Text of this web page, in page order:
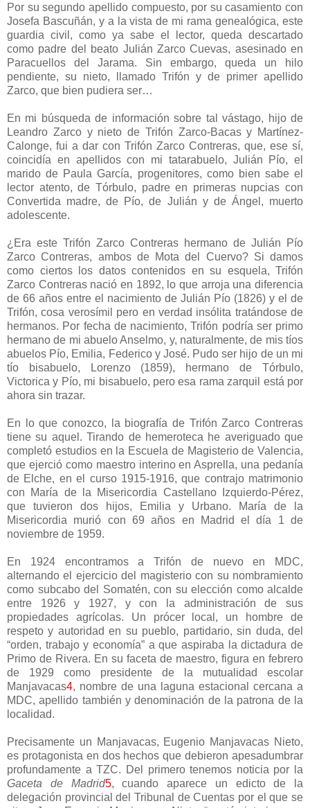
Por su segundo apellido compuesto, por su casamiento con
Josefa Bascuñán, y a la vista de mi rama genealógica, este
guardia civil, como ya sabe el lector, queda descartado
como padre del beato Julián Zarco Cuevas, asesinado en
Paracuellos del Jarama. Sin embargo, queda un hilo
pendiente, su nieto, llamado Trifón y de primer apellido
Zarco, que bien pudiera ser…
En mi búsqueda de información sobre tal vástago, hijo de
Leandro Zarco y nieto de Trifón Zarco-Bacas y Martínez-
Calonge, fui a dar con Trifón Zarco Contreras, que, ese sí,
coincidía en apellidos con mi tatarabuelo, Julián Pío, el
marido de Paula García, progenitores, como bien sabe el
lector atento, de Tórbulo, padre en primeras nupcias con
Convertida madre, de Pío, de Julián y de Ángel, muerto
adolescente.
¿Era este Trifón Zarco Contreras hermano de Julián Pío
Zarco Contreras, ambos de Mota del Cuervo? Si damos
como ciertos los datos contenidos en su esquela, Trifón
Zarco Contreras nació en 1892, lo que arroja una diferencia
de 66 años entre el nacimiento de Julián Pío (1826) y el de
Trifón, cosa verosímil pero en verdad insólita tratándose de
hermanos. Por fecha de nacimiento, Trifón podría ser primo
hermano de mi abuelo Anselmo, y, naturalmente, de mis tíos
abuelos Pío, Emilia, Federico y José. Pudo ser hijo de un mi
tío bisabuelo, Lorenzo (1859), hermano de Tórbulo,
Victorica y Pío, mi bisabuelo, pero esa rama zarquil está por
ahora sin trazar.
En lo que conozco, la biografía de Trifón Zarco Contreras
tiene su aquel. Tirando de hemeroteca he averiguado que
completó estudios en la Escuela de Magisterio de Valencia,
que ejerció como maestro interino en Asprella, una pedanía
de Elche, en el curso 1915-1916, que contrajo matrimonio
con María de la Misericordia Castellano Izquierdo-Pérez,
que tuvieron dos hijos, Emilia y Urbano. María de la
Misericordia murió con 69 años en Madrid el día 1 de
noviembre de 1959.
En 1924 encontramos a Trifón de nuevo en MDC,
alternando el ejercicio del magisterio con su nombramiento
como subcabo del Somatén, con su elección como alcalde
entre 1926 y 1927, y con la administración de sus
propiedades agrícolas. Un prócer local, un hombre de
respeto y autoridad en su pueblo, partidario, sin duda, del
“orden, trabajo y economía” a que aspiraba la dictadura de
Primo de Rivera. En su faceta de maestro, figura en febrero
de 1929 como presidente de la mutualidad escolar
Manjavacas4, nombre de una laguna estacional cercana a
MDC, apellido también y denominación de la patrona de la
localidad.
Precisamente un Manjavacas, Eugenio Manjavacas Nieto,
es protagonista en dos hechos que debieron apesadumbrar
profundamente a TZC. Del primero tenemos noticia por la
Gaceta de Madrid5, cuando aparece un edicto de la
delegación provincial del Tribunal de Cuentas por el que se